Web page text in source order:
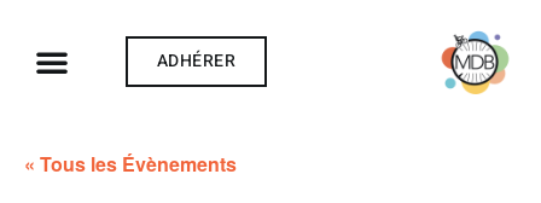
ADHÉRER
« Tous les Évènements